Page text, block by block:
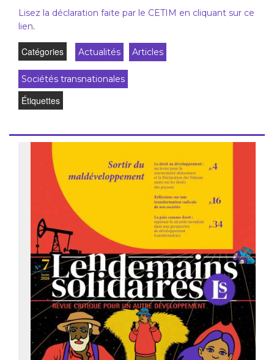
Lisez la déclaration faite par le CETIM en cliquant sur ce
lien.
Catégories Actualités Articles
Sociétés transnationales
Étiquettes